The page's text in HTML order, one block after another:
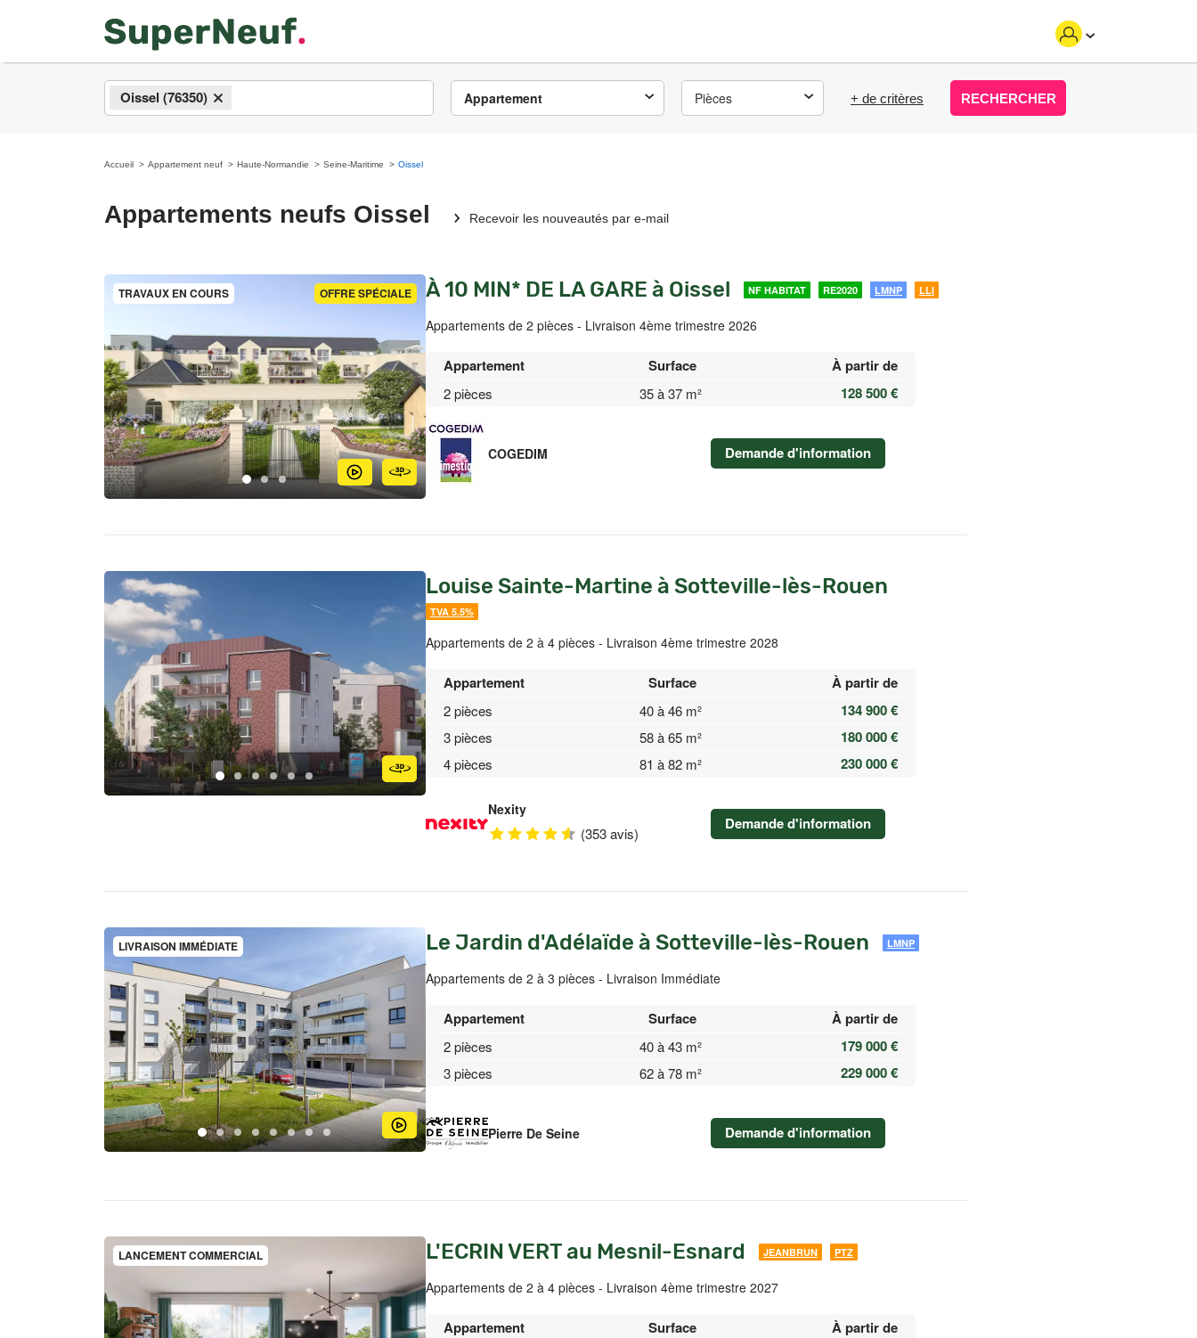
×
Oissel (76350) Appartement Pièces + de critères RECHERCHER
Accueil Appartement neuf Haute-Normandie Seine-Maritime Oissel
Appartements neufs Oissel Recevoir les nouveautés par e-mail
OFFRE SPÉCIALE
TRAVAUX EN COURS À 10 MIN* DE LA GARE à Oissel NF HABITAT RE2020 LMNP LLI
Appartements de 2 pièces - Livraison 4ème trimestre 2026
Appartement Surface À partir de
2 pièces 35 à 37 m² 128 500 €
COGEDIM Demande d'information
Louise Sainte-Martine à Sotteville-lès-Rouen
TVA 5.5%
Appartements de 2 à 4 pièces - Livraison 4ème trimestre 2028
Appartement Surface À partir de
2 pièces 40 à 46 m² 134 900 €
3 pièces 58 à 65 m² 180 000 €
4 pièces 81 à 82 m² 230 000 €
Nexity
(353 avis) Demande d'information
LIVRAISON IMMÉDIATE Le Jardin d'Adélaïde à Sotteville-lès-Rouen LMNP
Appartements de 2 à 3 pièces - Livraison Immédiate
Appartement Surface À partir de
2 pièces 40 à 43 m² 179 000 €
3 pièces 62 à 78 m² 229 000 €
Pierre De Seine Demande d'information
LANCEMENT COMMERCIAL L'ECRIN VERT au Mesnil-Esnard JEANBRUN PTZ
Appartements de 2 à 4 pièces - Livraison 4ème trimestre 2027
Appartement Surface À partir de